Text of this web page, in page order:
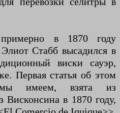
примерно в 1870 году
Стабб высадился в
виски сауэр,
Первая статья об этом
имеем, взята из
Висконсина в 1870 году,